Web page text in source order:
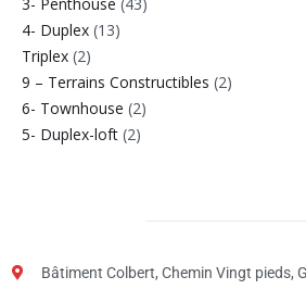
4- Duplex (13)
Triplex (2)
9 – Terrains Constructibles (2)
6- Townhouse (2)
5- Duplex-loft (2)
Bâtiment Colbert, Chemin Vingt pieds,